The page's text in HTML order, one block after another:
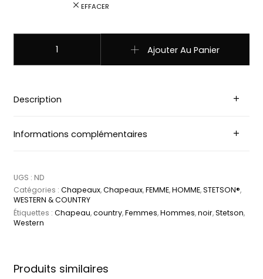
EFFACER
Ajouter Au Panier
Description
Informations complémentaires
UGS : ND
Catégories : Chapeaux,Chapeaux,FEMME,HOMME,STETSON®,
WESTERN & COUNTRY
Étiquettes : Chapeau,country,Femmes,Hommes,noir,Stetson,
Western
Produits similaires